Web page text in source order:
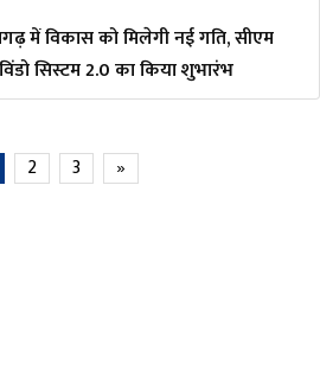
में विकास को मिलेगी नई गति, सीएम
सिस्टम 2.0 का किया शुभारंभ
2 3 »